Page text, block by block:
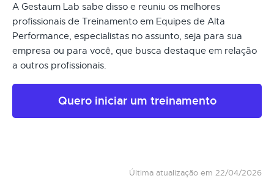
A Gestaum Lab sabe disso e reuniu os melhores
profissionais de Treinamento em Equipes de Alta
Performance, especialistas no assunto, seja para sua
empresa ou para você, que busca destaque em relação
a outros profissionais.
Quero iniciar um treinamento
Última atualização em 22/04/2026